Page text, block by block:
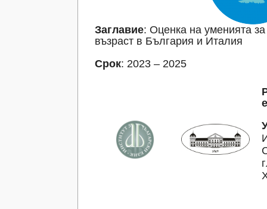
Заглавие: Оценка на уменията
възраст в България и Италия
Срок: 2023 – 2025